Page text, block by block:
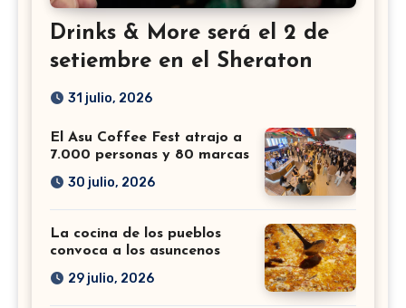
Drinks & More será el 2 de
setiembre en el Sheraton
31 julio, 2026
El Asu Coffee Fest atrajo a
7.000 personas y 80 marcas
30 julio, 2026
La cocina de los pueblos
convoca a los asuncenos
29 julio, 2026